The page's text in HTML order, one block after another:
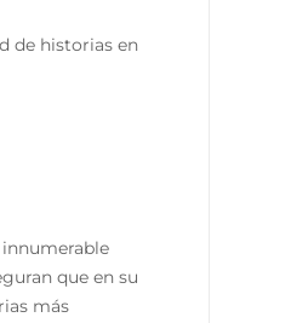
de historias en
innumerable
que en su
más